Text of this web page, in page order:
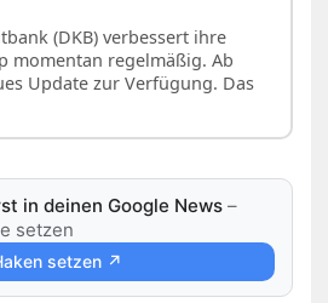
(DKB) verbessert ihre
momentan regelmäßig. Ab
Update zur Verfügung. Das
in deinen Google News –
setzen
setzen ↗